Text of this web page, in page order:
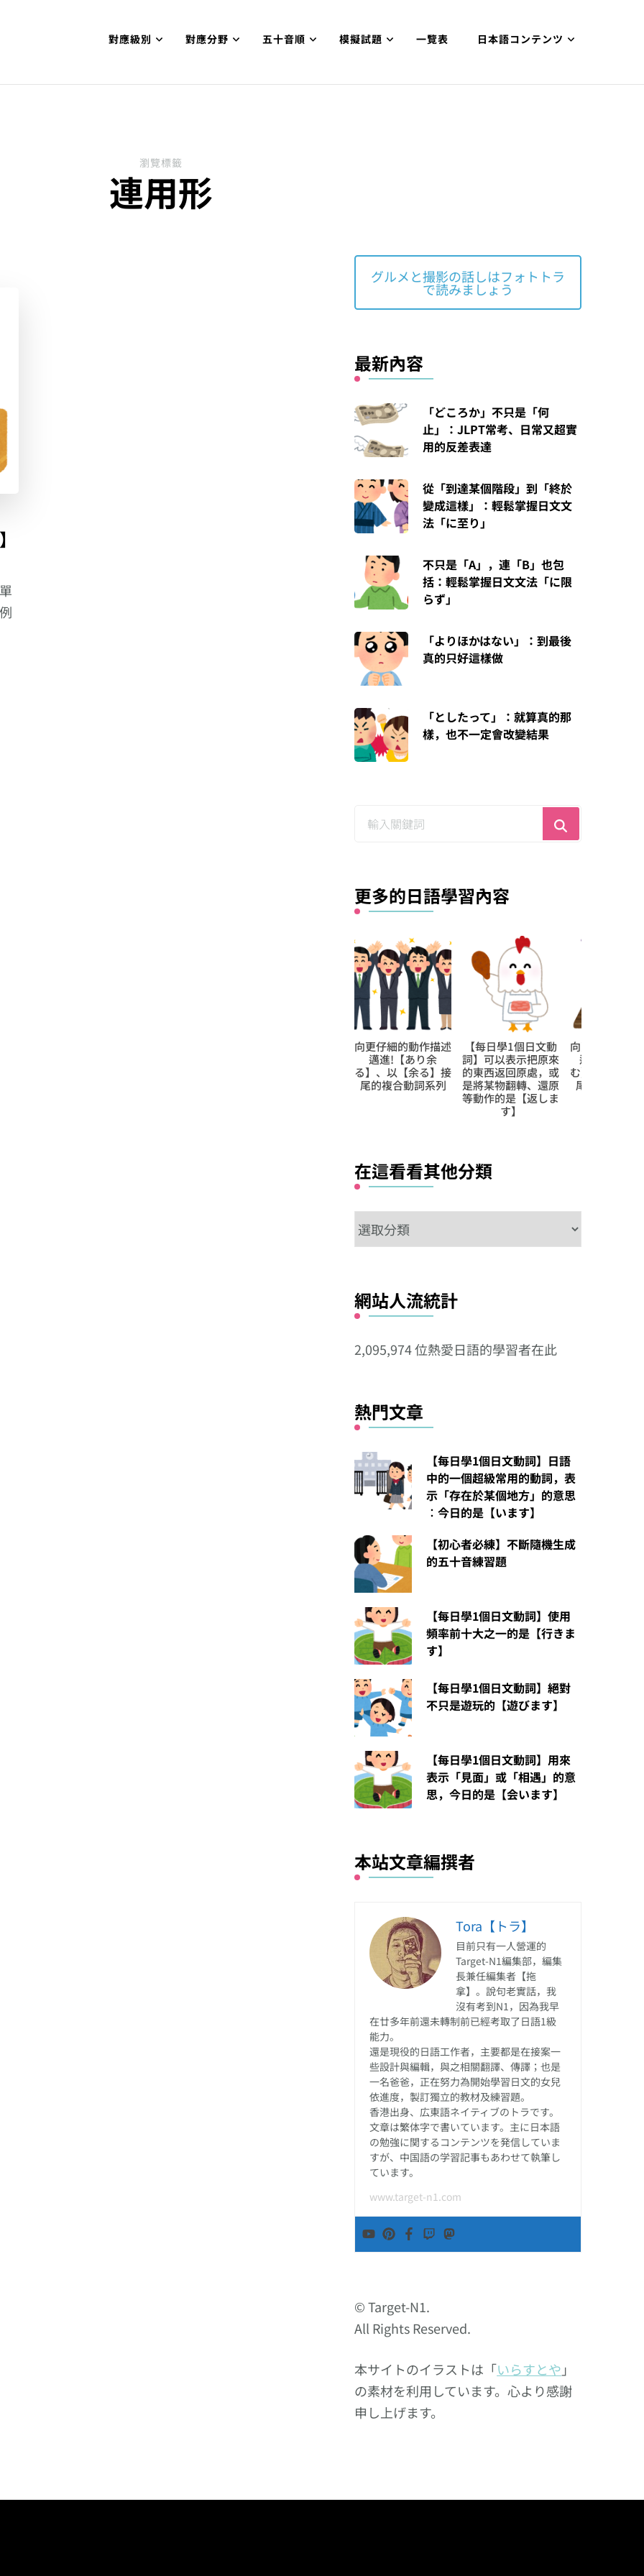
N1合格
對應級別 對應分野 五十音順 模擬試題 一覽表 日本語コンテンツ
瀏覽標籤
連用形
グルメと撮影の話しはフォトトラ
で読みましょう
最新內容
「どころか」不只是「何
止」：JLPT常考、日常又超實
用的反差表達
從「到達某個階段」到「終於
變成這樣」：輕鬆掌握日文文
法「に至り」
不只是「A」，連「B」也包
括：輕鬆掌握日文文法「に限
らず」
「よりほかはない」：到最後
真的只好這樣做
「としたって」：就算真的那
樣，也不一定會改變結果
更多的日語學習內容
向更仔細的動作描述
邁進!【あり余
る】、以【余る】接
尾的複合動詞系列
【每日學1個日文動
詞】可以表示把原來
的東西返回原處，或
是將某物翻轉、還原
等動作的是【返しま
す】
向更仔細的動
邁進!【だま
む】、以【込
尾的複合動詞
在這看看其他分類
在
這
其
分
網站人流統計
2,095,974 位熱愛日語的學習者在此
熱門文章
【每日學1個日文動詞】日語
中的一個超級常用的動詞，表
示「存在於某個地方」的意思
︰今日的是【います】
【初心者必練】不斷隨機生成
的五十音練習題
【每日學1個日文動詞】使用
頻率前十大之一的是【行きま
す】
【每日學1個日文動詞】絕對
不只是遊玩的【遊びます】
【每日學1個日文動詞】用來
表示「見面」或「相遇」的意
思，今日的是【会います】
本站文章編撰者
Tora【トラ】
目前只有一人營運的
Target-N1編集部，編集
長兼任編集者【拖
拿】。說句老實話，我
沒有考到N1，因為我早
在廿多年前還未轉制前已經考取了日語1級
能力。
還是現役的日語工作者，主要都是在接案一
些設計與編輯，與之相關翻譯、傳譯；也是
一名爸爸，正在努力為開始學習日文的女兒
依進度，製訂獨立的教材及練習題。
香港出身、広東語ネイティブのトラです。
文章は繁体字で書いています。主に日本語
の勉強に関するコンテンツを発信していま
すが、中国語の学習記事もあわせて執筆し
ています。
www.target-n1.com
© Target-N1.
All Rights Reserved.
本サイトのイラストは「いらすとや 」
の素材を利用しています。心より感謝
申し上げます。